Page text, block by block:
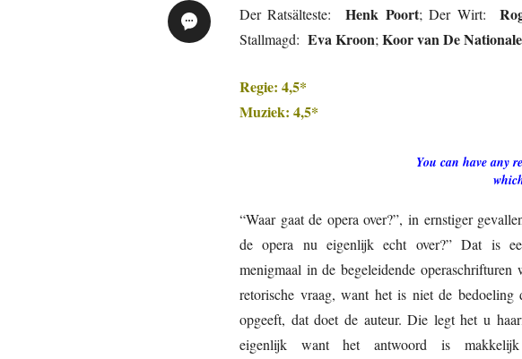
Der Ratsälteste:Henk Poort; Der Wirt:
Stallmagd: Eva Kroon; Koor van De
Regie: 4,5*
Muziek: 4,5*
You can have any
“Waar gaat de opera over?”, in ernstiger
de opera nu eigenlijk echt over?” Dat is
menigmaal in de begeleidende operaschrifturen
retorische vraag, want het is niet de bedoeling
opgeeft, dat doet de auteur. Die legt het u
eigenlijk want het antwoord is